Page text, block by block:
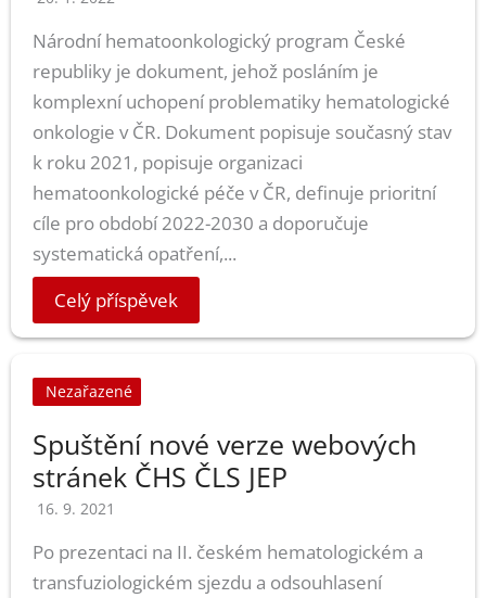
Národní hematoonkologický program České
republiky je dokument, jehož posláním je
komplexní uchopení problematiky hematologické
onkologie v ČR. Dokument popisuje současný stav
k roku 2021, popisuje organizaci
hematoonkologické péče v ČR, definuje prioritní
cíle pro období 2022-2030 a doporučuje
systematická opatření,...
Celý příspěvek
Nezařazené
Spuštění nové verze webových
stránek ČHS ČLS JEP
16. 9. 2021
Po prezentaci na II. českém hematologickém a
transfuziologickém sjezdu a odsouhlasení